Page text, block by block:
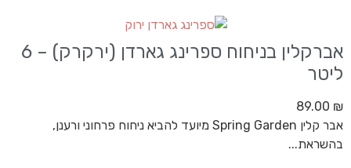
אברקלין בניחוח ספרינג גארדן (ירקרק) – 6
ליטר
89.00 ₪
אבר קלין Spring Garden מיועד להביא ניחוח פרחוני ורענן,
בהשראת...